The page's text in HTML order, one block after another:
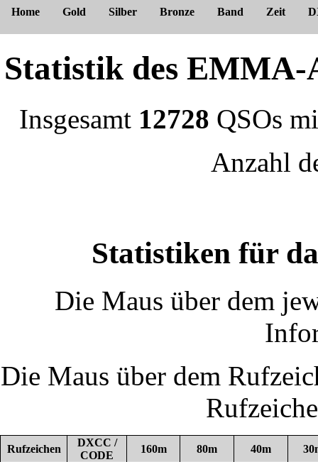
Home Gold Silber Bronze Band Zeit
Statistik des
Insgesamt 12728 QSOs
Anzahl
Statistiken für
Die Maus über dem
Die Maus über dem
Rufzeichen
DXCC /
CODE
160m 80m 40m